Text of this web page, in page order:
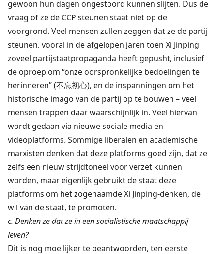
gewoon hun dagen ongestoord kunnen slijten. Dus de
vraag of ze de CCP steunen staat niet op de
voorgrond. Veel mensen zullen zeggen dat ze de partij
steunen, vooral in de afgelopen jaren toen Xi Jinping
zoveel partijstaatpropaganda heeft gepusht, inclusief
de oproep om “onze oorspronkelijke bedoelingen te
herinneren” (不忘初心), en de inspanningen om het
historische imago van de partij op te bouwen – veel
mensen trappen daar waarschijnlijk in. Veel hiervan
wordt gedaan via nieuwe sociale media en
videoplatforms. Sommige liberalen en academische
marxisten denken dat deze platforms goed zijn, dat ze
zelfs een nieuw strijdtoneel voor verzet kunnen
worden, maar eigenlijk gebruikt de staat deze
platforms om het zogenaamde Xi Jinping-denken, de
wil van de staat, te promoten.
c. Denken ze dat ze in een socialistische maatschappij
leven?
Dit is nog moeilijker te beantwoorden, ten eerste